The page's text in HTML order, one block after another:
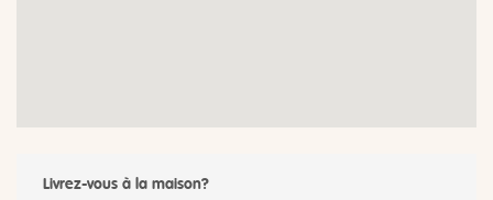
Livrez-vous à la maison?